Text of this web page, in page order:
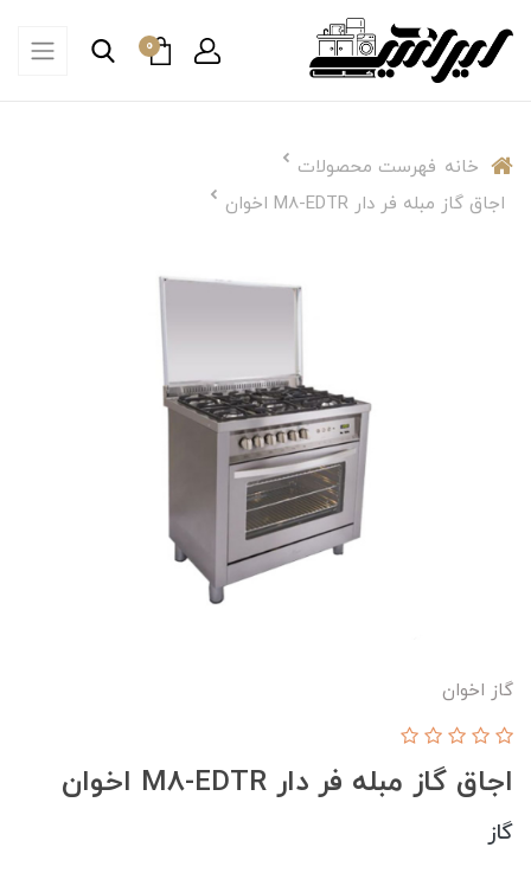
0
خانه فهرست محصولات
اجاق گاز مبله فر دار M8-EDTR اخوان
گاز اخوان
اجاق گاز مبله فر دار M8-EDTR اخوان
گاز